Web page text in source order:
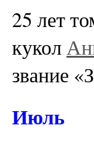
25 лет
кукол
звание
Июль